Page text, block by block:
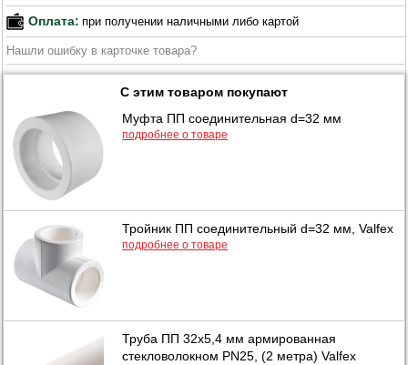
Оплата: при получении наличными либо картой
Нашли ошибку в карточке товара?
С этим товаром покупают
Муфта ПП соединительная d=32 мм
подробнее о товаре
Тройник ПП соединительный d=32 мм, Valfex
подробнее о товаре
Труба ПП 32х5,4 мм армированная
стекловолокном PN25, (2 метра) Valfex